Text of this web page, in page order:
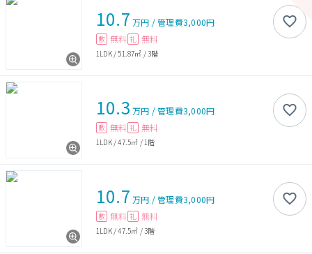
10.7 万円 /管理費3,000円
敷 無料 礼 無料
1LDK/51.87㎡ /3階
10.3 万円 /管理費3,000円
敷 無料 礼 無料
1LDK/47.5㎡ / 1階
10.7 万円 /管理費3,000円
敷 無料 礼 無料
1LDK/47.5㎡ /3階